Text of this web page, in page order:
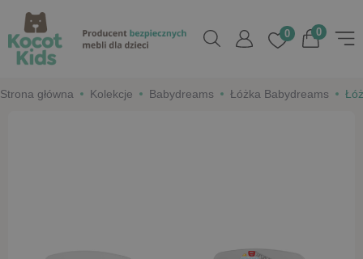
0
0
Strona główna Kolekcje Babydreams Łóżka Babydreams